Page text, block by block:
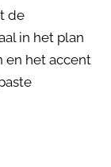
de
in het plan
en het accent